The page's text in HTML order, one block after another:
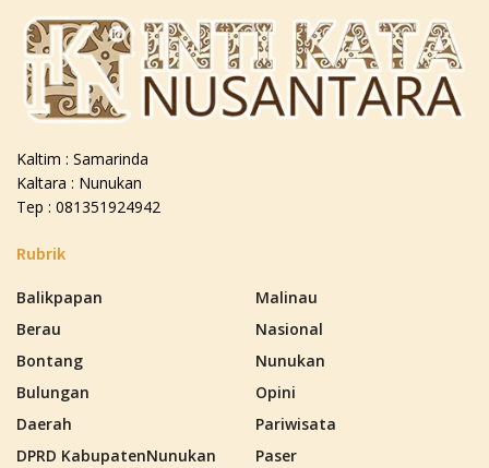
Kaltim : Samarinda
Kaltara : Nunukan
Tep : 081351924942
Rubrik
Balikpapan
Berau
Bontang
Bulungan
Daerah
DPRD KabupatenNunukan
Malinau
Nasional
Nunukan
Opini
Pariwisata
Paser